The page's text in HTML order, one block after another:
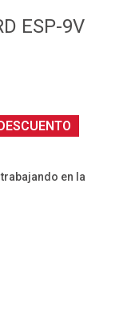
ESP-9V
en la